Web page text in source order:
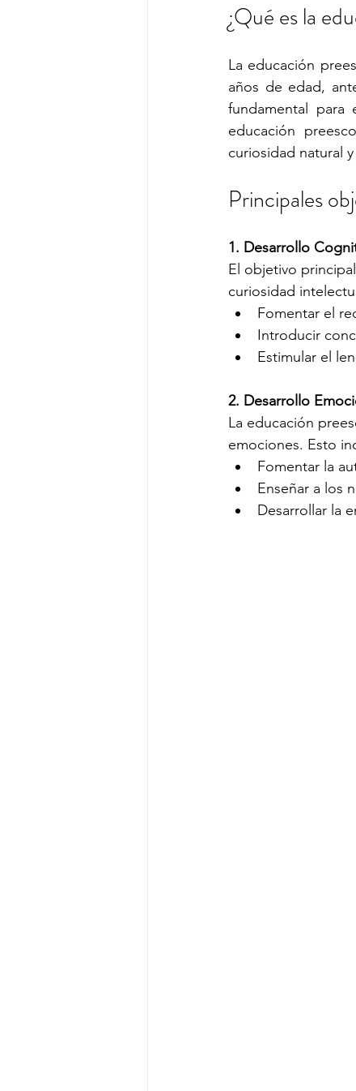
¿Qué es la
La educación
años de edad,
fundamental
educación
curiosidad natural
Principales
1. Desarrollo
El objetivo
curiosidad
Fomentar el
Introducir
Estimular el
2. Desarrollo
La educación
emociones. Esto
Fomentar la
Enseñar a los
Desarrollar la